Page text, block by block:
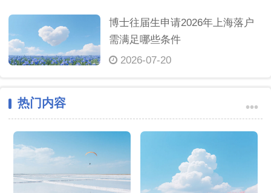
博士往届生申请2026年上海落户
需满足哪些条件
2026-07-20
热门内容 •••